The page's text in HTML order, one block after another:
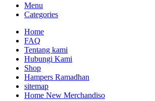
Menu
Categories
Home
FAQ
Tentang kami
Hubungi Kami
Shop
Hampers Ramadhan
sitemap
Home New Merchandiso